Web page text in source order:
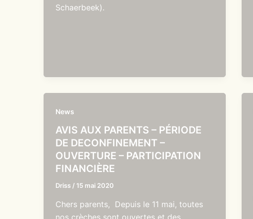
Schaerbeek).
News
AVIS AUX PARENTS – PÉRIODE
DE DECONFINEMENT –
OUVERTURE – PARTICIPATION
FINANCIÈRE
Driss / 15 mai 2020
Chers parents, Depuis le 11 mai, toutes
nos crèches sont ouvertes et des